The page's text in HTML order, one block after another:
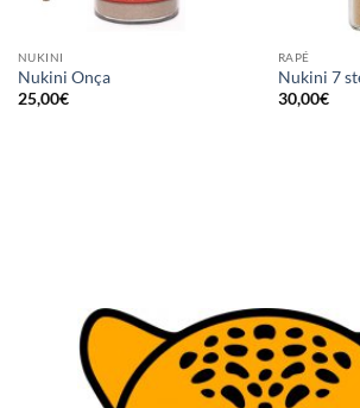
NUKINI
Nukini Onça
25,00€
RAPÉ
Nukini 7
30,00€